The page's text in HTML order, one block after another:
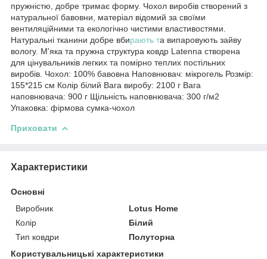
пружністю, добре тримає форму. Чохол виробів створений з
натуральної бавовни, матеріал відомий за своїми
вентиляційними та екологічно чистими властивостями.
Натуральні тканини добре вбирають та випаровують зайву
вологу. М'яка та пружна структура ковдр Latenna створена
для цінувальників легких та помірно теплих постільних
виробів. Чохол: 100% бавовна Наповнювач: мікрогель Розмір:
155*215 см Колір білий Вага виробу: 2100 г Вага
наповнювача: 900 г Щільність наповнювача: 300 г/м2
Упаковка: фірмова сумка-чохол
Приховати
Характеристики
Основні
Виробник
Lotus Home
Колір
Білий
Тип ковдри
Полуторна
Користувальницькі характеристики